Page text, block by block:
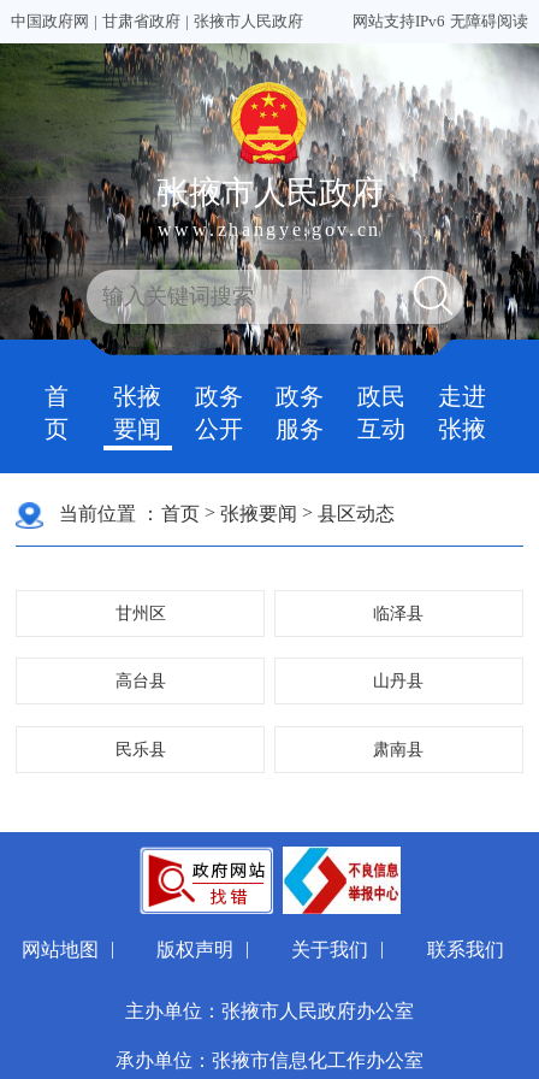
中国政府网 | 甘肃省政府 | 张掖市人民政府 网站支持IPv6 无障碍阅读
张掖市人民政府
www.zhangye.gov.cn
首
页
张掖
要闻
政务
公开
政务
服务
政民
互动
走进
张掖
当前位置 ： 首页 >张掖要闻 >县区动态
甘州区 临泽县
高台县 山丹县
民乐县 肃南县
网站地图 | 版权声明 | 关于我们 | 联系我们
主办单位：张掖市人民政府办公室
承办单位：张掖市信息化工作办公室